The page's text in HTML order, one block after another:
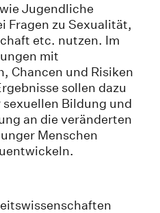
Jugendliche
Fragen zu Sexualität,
etc. nutzen. Im
mit
Chancen und Risiken
sollen dazu
Bildung und
an die veränderten
Menschen